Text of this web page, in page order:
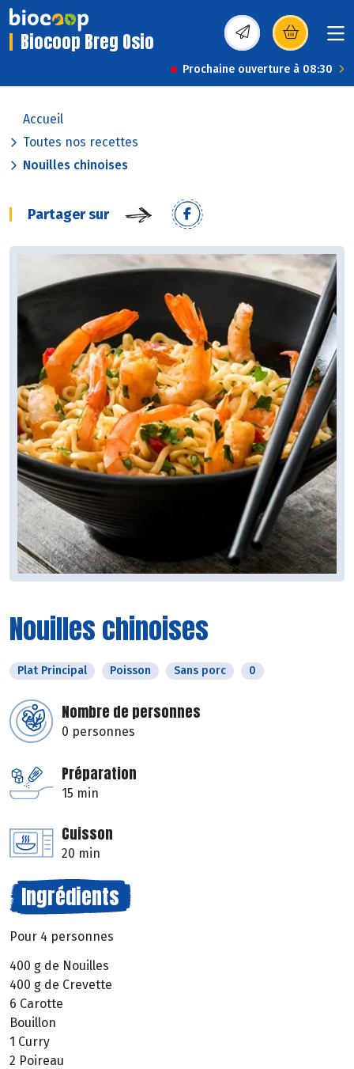
Biocoop Breg Osio (s’ouvre dans une
Prochaine ouverture à 08:30
Accueil
Toutes nos recettes
Nouilles chinoises
Partager sur
Nouilles chinoises
Plat Principal Poisson Sans porc 0
Nombre de personnes
0 personnes
Préparation
15 min
Cuisson
20 min
Ingrédients
Pour 4 personnes
400 g de Nouilles
400 g de Crevette
6 Carotte
Bouillon
1 Curry
2 Poireau